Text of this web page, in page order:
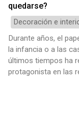
quedarse?
Decoración e
Durante años, el
la infancia o a las
últimos tiempos ha
protagonista en las
Decomar, estudio